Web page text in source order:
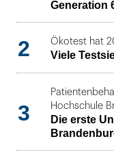
Generation
2 Ökotest hat
Viele
3
Hochschule
Die erste